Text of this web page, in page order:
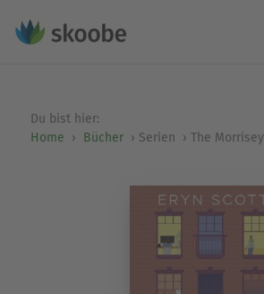
Du bist hier:
Home
Bücher Serien The